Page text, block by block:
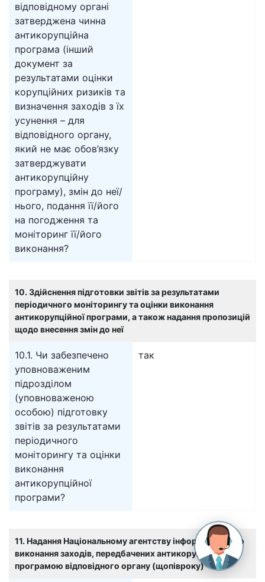
відповідному органі
затверджена чинна
антикорупційна
програма (інший
документ за
результатами оцінки
корупційних ризиків та
визначення заходів з їх
усунення – для
відповідного органу,
який не має обов’язку
затверджувати
антикорупційну
програму), змін до неї/
нього, подання її/його
на погодження та
моніторинг її/його
виконання?
10. Здійснення підготовки звітів за результатами
періодичного моніторингу та оцінки виконання
антикорупційної програми, а також надання пропозицій
щодо внесення змін до неї
10.1. Чи забезпечено
уповноваженим
підрозділом
(уповноваженою
особою) підготовку
звітів за результатами
періодичного
моніторингу та оцінки
виконання
антикорупційної
програми?
так
11. Надання Національному агентству інформації щодо
виконання заходів, передбачених антикорупційною
програмою відповідного органу (щопівроку)